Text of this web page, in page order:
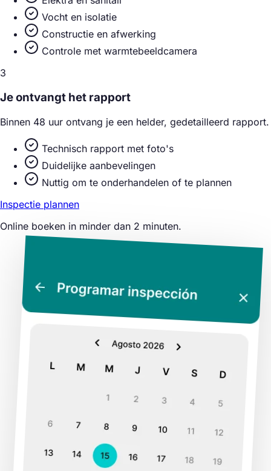
Vocht en isolatie
Constructie en afwerking
Controle met warmtebeeldcamera
3
Je ontvangt het rapport
Binnen 48 uur ontvang je een helder, gedetailleerd rapport.
Technisch rapport met foto's
Duidelijke aanbevelingen
Nuttig om te onderhandelen of te plannen
Inspectie plannen
Online boeken in minder dan 2 minuten.